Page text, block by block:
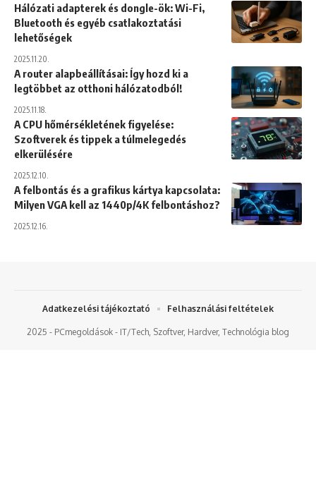
Hálózati adapterek és dongle-ök: Wi-Fi,
Bluetooth és egyéb csatlakoztatási
lehetőségek
2025.11.20.
A router alapbeállításai: Így hozd ki a
legtöbbet az otthoni hálózatodból!
2025.11.18.
A CPU hőmérsékletének figyelése:
Szoftverek és tippek a túlmelegedés
elkerülésére
2025.12.10.
A felbontás és a grafikus kártya kapcsolata:
Milyen VGA kell az 1440p/4K felbontáshoz?
2025.12.16.
2025 - PCmegoldások - IT/Tech, Szoftver, Hardver, Technológia blog
Adatkezelési tájékoztató Felhasználási feltételek